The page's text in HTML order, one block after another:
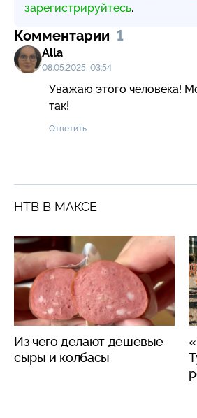
зарегистрируйтесь.
Комментарии 1
Alla
08.05.2025, 03:54
Уважаю этого человека!
так!
Ответить
НТВ В МАКСЕ
Из чего делают дешевые
сыры и колбасы